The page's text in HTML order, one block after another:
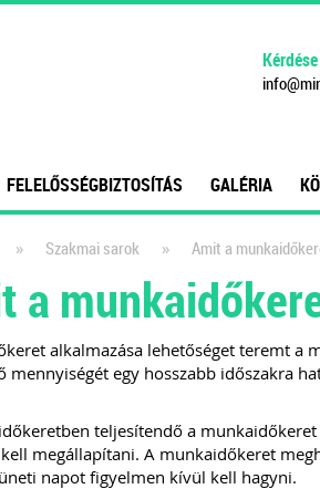
info@
FELELŐSSÉGBIZTOSÍTÁS GALÉRIA
» Szakmai sarok » Amit a
a
alkalmazása lehetőséget teremt a
mennyiségét egy hosszabb időszakra
teljesítendő a
megállapítani. A munkaidőkeret
napot figyelmen kívül kell hagyni.